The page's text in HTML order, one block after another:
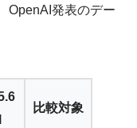
OpenAI発表のデー
比較対象